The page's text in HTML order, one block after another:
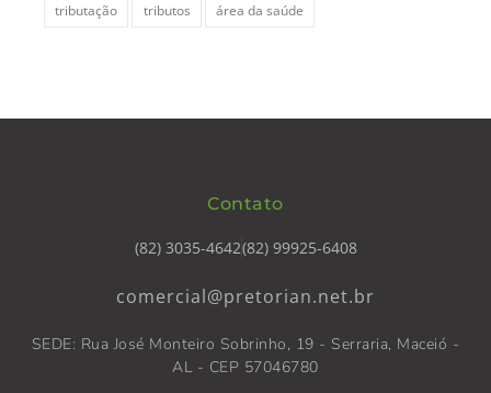
tributação
tributos área da saúde
Contato
(82) 3035-4642(82) 99925-6408
comercial@pretorian.net.br
SEDE: Rua José Monteiro Sobrinho, 19 - Serraria, Maceió -
AL - CEP 57046780